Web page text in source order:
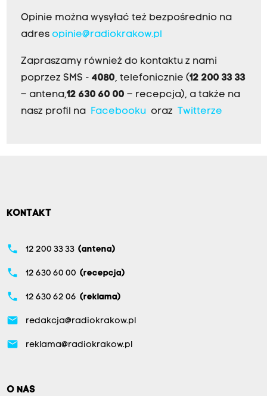
Opinie można wysyłać też bezpośrednio na
adres opinie@radiokrakow.pl
Zapraszamy również do kontaktu z nami
poprzez SMS - 4080, telefonicznie (12 200 33 33
– antena,12 630 60 00 – recepcja), a także na
nasz profil na
Facebookuoraz Twitterze
KONTAKT
phone 12 200 33 33 (antena)
phone 12 630 60 00 (recepcja)
phone 12 630 62 06 (reklama)
email redakcja@radiokrakow.pl
email reklama@radiokrakow.pl
O NAS